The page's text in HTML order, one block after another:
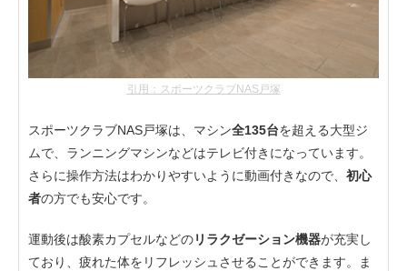
引用：スポーツクラブNAS戸塚
スポーツクラブNAS戸塚は、マシン全135台を超える大型ジ
ムで、ランニングマシンなどはテレビ付きになっています。
さらに操作方法はわかりやすいように動画付きなので、 初心
者の方でも安心です。
運動後は酸素カプセルなどのリラクゼーション機器が充実し
ており、疲れた体をリフレッシュさせることができます。ま